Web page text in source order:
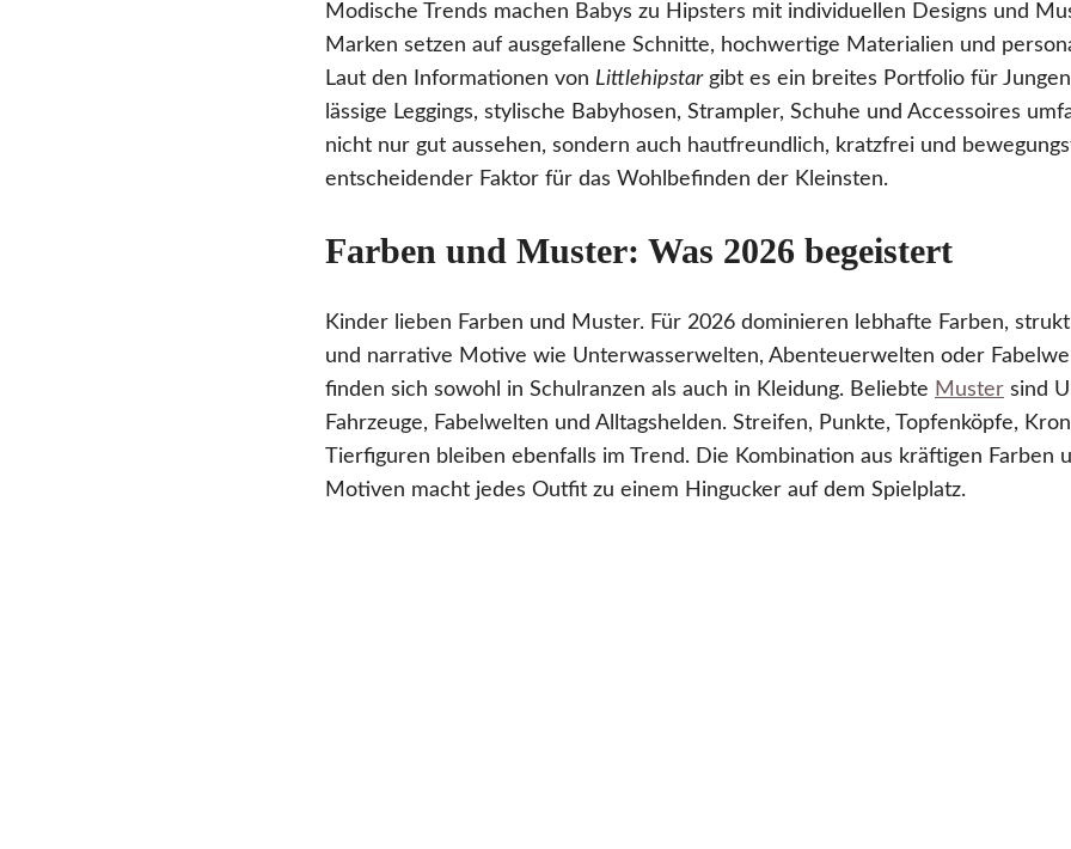
Modische Trends machen Babys zu Hipsters mit individuellen Designs und
Marken setzen auf ausgefallene Schnitte, hochwertige Materialien und
Laut den Informationen von Littlehipstargibt es ein breites Portfolio für
lässige Leggings, stylische Babyhosen, Strampler, Schuhe und Accessoires
nicht nur gut aussehen, sondern auch hautfreundlich, kratzfrei und
entscheidender Faktor für das Wohlbefinden der Kleinsten.
Farben und Muster: Was 2026 begeistert
Kinder lieben Farben und Muster. Für 2026 dominieren lebhafte Farben,
und narrative Motive wie Unterwasserwelten, Abenteuerwelten oder
finden sich sowohl in Schulranzen als auch in Kleidung. Beliebte Muster sind
Fahrzeuge, Fabelwelten und Alltagshelden. Streifen, Punkte, Topfenköpfe,
Tierfiguren bleiben ebenfalls im Trend. Die Kombination aus kräftigen Farben
Motiven macht jedes Outfit zu einem Hingucker auf dem Spielplatz.